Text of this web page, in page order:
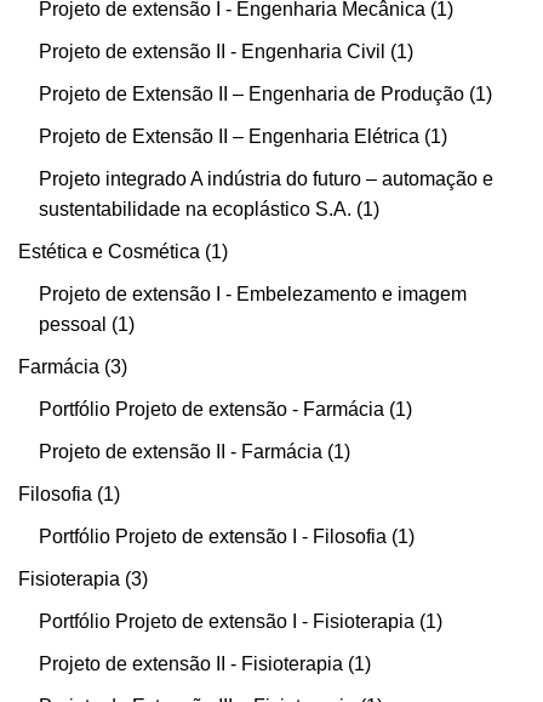
Projeto de extensão I - Engenharia Mecânica 1
Projeto de extensão II - Engenharia Civil 1
Projeto de Extensão II – Engenharia de Produção 1
Projeto de Extensão II – Engenharia Elétrica 1
Projeto integrado A indústria do futuro – automação e
sustentabilidade na ecoplástico S.A.
1
Estética e Cosmética 1
Projeto de extensão I - Embelezamento e imagem
pessoal
1
Farmácia 3
Portfólio Projeto de extensão - Farmácia 1
Projeto de extensão II - Farmácia 1
Filosofia 1
Portfólio Projeto de extensão I - Filosofia 1
Fisioterapia 3
Portfólio Projeto de extensão I - Fisioterapia 1
Projeto de extensão II - Fisioterapia 1